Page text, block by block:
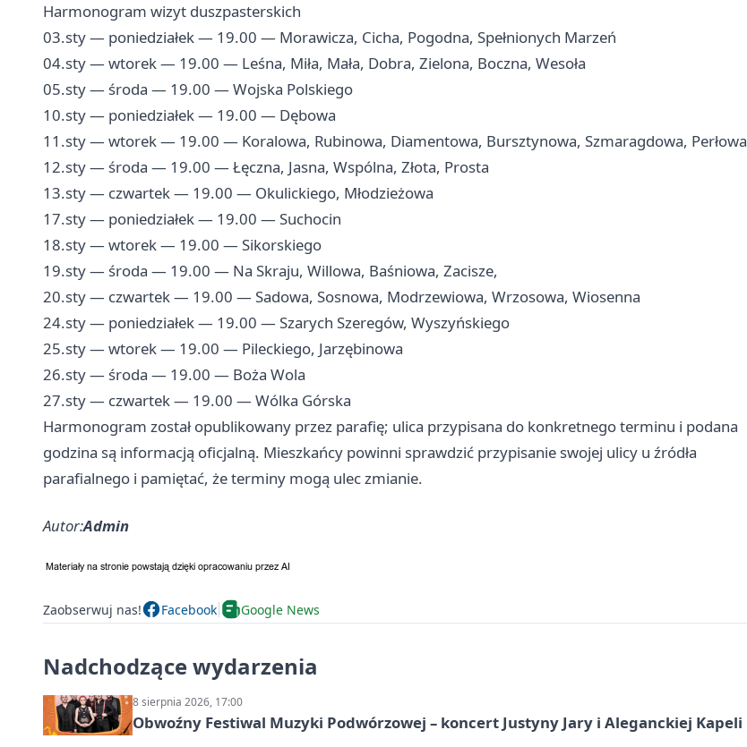
Harmonogram wizyt duszpasterskich
03.sty — poniedziałek — 19.00 — Morawicza, Cicha, Pogodna, Spełnionych Marzeń
04.sty — wtorek — 19.00 — Leśna, Miła, Mała, Dobra, Zielona, Boczna, Wesoła
05.sty — środa — 19.00 — Wojska Polskiego
10.sty — poniedziałek — 19.00 — Dębowa
11.sty — wtorek — 19.00 — Koralowa, Rubinowa, Diamentowa, Bursztynowa, Szmaragdowa, Perłowa
12.sty — środa — 19.00 — Łęczna, Jasna, Wspólna, Złota, Prosta
13.sty — czwartek — 19.00 — Okulickiego, Młodzieżowa
17.sty — poniedziałek — 19.00 — Suchocin
18.sty — wtorek — 19.00 — Sikorskiego
19.sty — środa — 19.00 — Na Skraju, Willowa, Baśniowa, Zacisze,
20.sty — czwartek — 19.00 — Sadowa, Sosnowa, Modrzewiowa, Wrzosowa, Wiosenna
24.sty — poniedziałek — 19.00 — Szarych Szeregów, Wyszyńskiego
25.sty — wtorek — 19.00 — Pileckiego, Jarzębinowa
26.sty — środa — 19.00 — Boża Wola
27.sty — czwartek — 19.00 — Wólka Górska
Harmonogram został opublikowany przez parafię; ulica przypisana do konkretnego terminu i podana
godzina są informacją oficjalną. Mieszkańcy powinni sprawdzić przypisanie swojej ulicy u źródła
parafialnego i pamiętać, że terminy mogą ulec zmianie.
Autor:Admin
Zaobserwuj nas! Facebook Google News
Nadchodzące wydarzenia
8 sierpnia 2026, 17:00
Obwoźny Festiwal Muzyki Podwórzowej – koncert Justyny Jary i Aleganckiej Kapeli